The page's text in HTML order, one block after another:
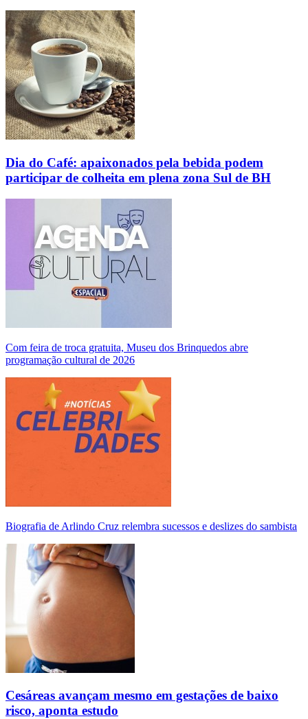
Dia do Café: apaixonados pela bebida podem
participar de colheita em plena zona Sul de BH
Com feira de troca gratuita, Museu dos Brinquedos abre
programação cultural de 2026
Biografia de Arlindo Cruz relembra sucessos e deslizes do sambista
Cesáreas avançam mesmo em gestações de baixo
risco, aponta estudo